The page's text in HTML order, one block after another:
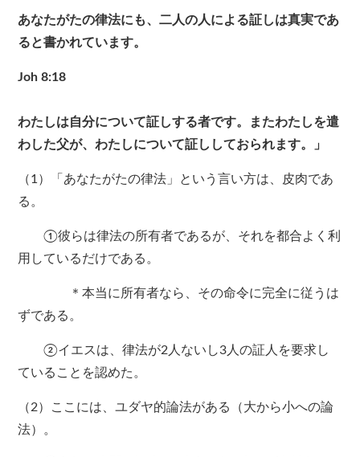
あなたがたの律法にも、二人の人による証しは真実であ
ると書かれています。
Joh 8:18
わたしは自分について証しする者です。またわたしを遣
わした父が、わたしについて証ししておられます。」
（1）「あなたがたの律法」という言い方は、皮肉であ
る。
①彼らは律法の所有者であるが、それを都合よく利
用しているだけである。
＊本当に所有者なら、その命令に完全に従うは
ずである。
②イエスは、律法が2人ないし3人の証人を要求し
ていることを認めた。
（2）ここには、ユダヤ的論法がある（大から小への論
法）。